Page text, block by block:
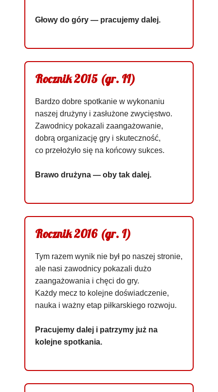
Głowy do góry — pracujemy dalej.
Rocznik 2015 (gr. II)
Bardzo dobre spotkanie w wykonaniu
naszej drużyny i zasłużone zwycięstwo.
Zawodnicy pokazali zaangażowanie,
dobrą organizację gry i skuteczność,
co przełożyło się na końcowy sukces.
Brawo drużyna — oby tak dalej.
Rocznik 2016 (gr. I)
Tym razem wynik nie był po naszej stronie,
ale nasi zawodnicy pokazali dużo
zaangażowania i chęci do gry.
Każdy mecz to kolejne doświadczenie,
nauka i ważny etap piłkarskiego rozwoju.
Pracujemy dalej i patrzymy już na
kolejne spotkania.